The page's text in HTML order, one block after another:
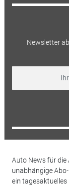
Newsletter
Auto News für die
unabhängige
ein tagesaktuelles